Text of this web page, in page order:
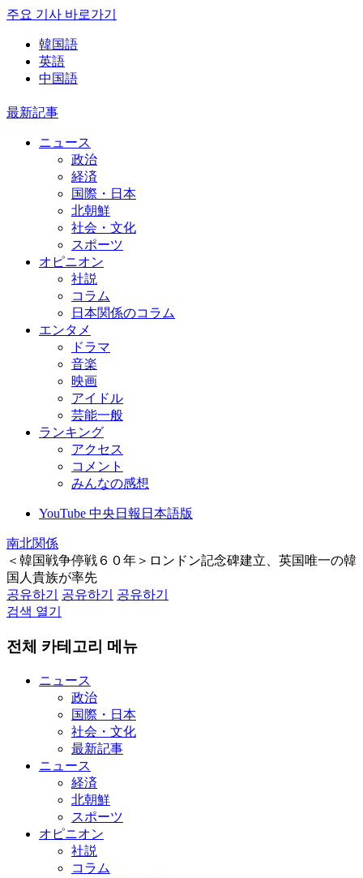
주요 기사 바로가기
韓国語
英語
中国語
最新記事
ニュース
政治
経済
国際・日本
北朝鮮
社会・文化
スポーツ
オピニオン
社説
コラム
日本関係のコラム
エンタメ
ドラマ
音楽
映画
アイドル
芸能一般
ランキング
アクセス
コメント
みんなの感想
YouTube 中央日報日本語版
南北関係
＜韓国戦争停戦６０年＞ロンドン記念碑建立、英国唯一の韓
国人貴族が率先
공유하기
공유하기
공유하기
검색 열기
전체 카테고리 메뉴
ニュース
政治
国際・日本
社会・文化
最新記事
ニュース
経済
北朝鮮
スポーツ
オピニオン
社説
コラム